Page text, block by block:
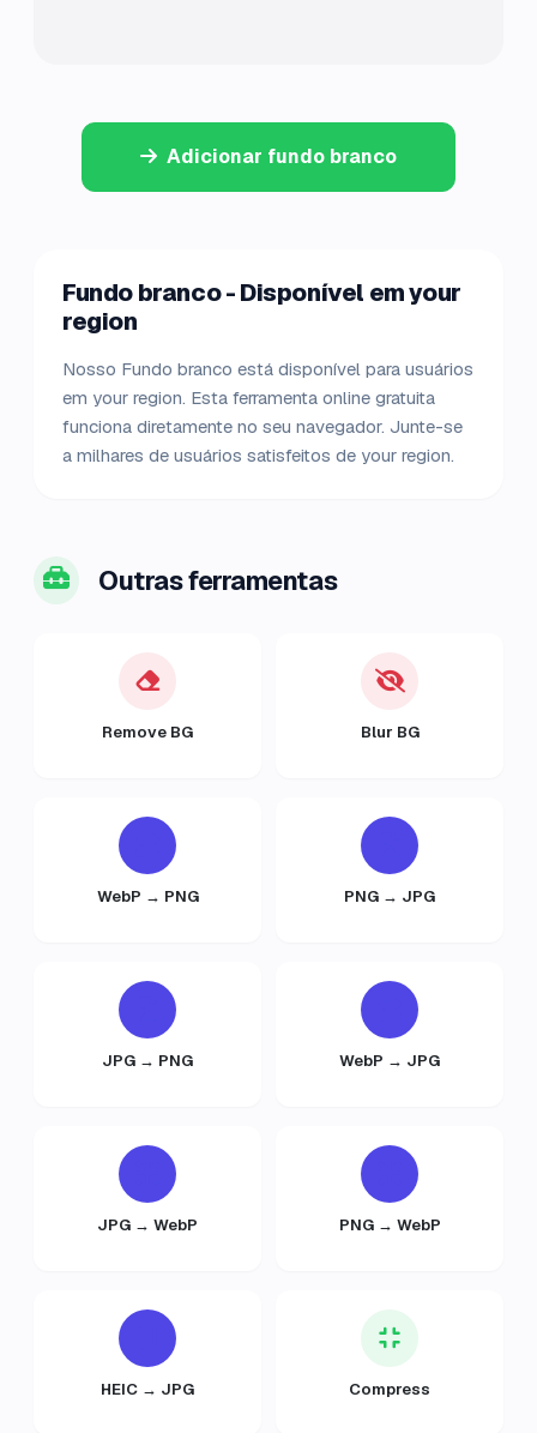
Adicionar fundo branco
Fundo branco - Disponível em your
region
Nosso Fundo branco está disponível para usuários
em your region. Esta ferramenta online gratuita
funciona diretamente no seu navegador. Junte-se
a milhares de usuários satisfeitos de your region.
Outras ferramentas
Remove BG Blur BG
WebP → PNG PNG → JPG
JPG → PNG WebP → JPG
JPG → WebP PNG → WebP
HEIC → JPG Compress